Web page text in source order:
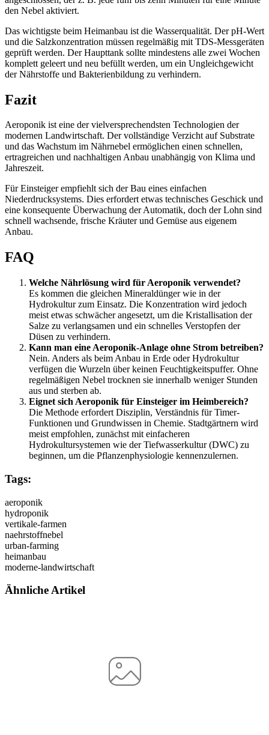
den Nebel aktiviert.
Das wichtigste beim Heimanbau ist die Wasserqualität. Der pH-Wert
und die Salzkonzentration müssen regelmäßig mit TDS-Messgeräten
geprüft werden. Der Haupttank sollte mindestens alle zwei Wochen
komplett geleert und neu befüllt werden, um ein Ungleichgewicht
der Nährstoffe und Bakterienbildung zu verhindern.
Fazit
Aeroponik ist eine der vielversprechendsten Technologien der
modernen Landwirtschaft. Der vollständige Verzicht auf Substrate
und das Wachstum im Nährnebel ermöglichen einen schnellen,
ertragreichen und nachhaltigen Anbau unabhängig von Klima und
Jahreszeit.
Für Einsteiger empfiehlt sich der Bau eines einfachen
Niederdrucksystems. Dies erfordert etwas technisches Geschick und
eine konsequente Überwachung der Automatik, doch der Lohn sind
schnell wachsende, frische Kräuter und Gemüse aus eigenem
Anbau.
FAQ
Welche Nährlösung wird für Aeroponik verwendet?
Es kommen die gleichen Mineraldünger wie in der
Hydrokultur zum Einsatz. Die Konzentration wird jedoch
meist etwas schwächer angesetzt, um die Kristallisation der
Salze zu verlangsamen und ein schnelles Verstopfen der
Düsen zu verhindern.
Kann man eine Aeroponik-Anlage ohne Strom betreiben?
Nein. Anders als beim Anbau in Erde oder Hydrokultur
verfügen die Wurzeln über keinen Feuchtigkeitspuffer. Ohne
regelmäßigen Nebel trocknen sie innerhalb weniger Stunden
aus und sterben ab.
Eignet sich Aeroponik für Einsteiger im Heimbereich?
Die Methode erfordert Disziplin, Verständnis für Timer-
Funktionen und Grundwissen in Chemie. Stadtgärtnern wird
meist empfohlen, zunächst mit einfacheren
Hydrokultursystemen wie der Tiefwasserkultur (DWC) zu
beginnen, um die Pflanzenphysiologie kennenzulernen.
Tags:
aeroponik
hydroponik
vertikale-farmen
naehrstoffnebel
urban-farming
heimanbau
moderne-landwirtschaft
Ähnliche Artikel